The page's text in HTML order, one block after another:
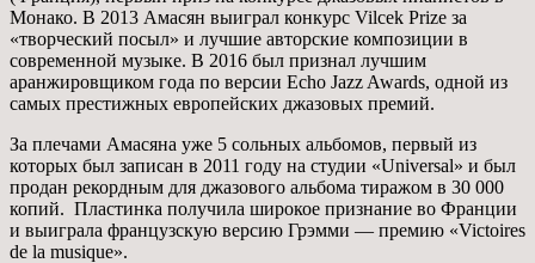
Монако. В 2013 Амасян выиграл конкурс Vilcek Prize за
«творческий посыл» и лучшие авторские композиции в
современной музыке. В 2016 был признал лучшим
аранжировщиком года по версии Echo Jazz Awards, одной из
самых престижных европейских джазовых премий.
За плечами Амасяна уже 5 сольных альбомов, первый из
которых был записан в 2011 году на студии «Universal» и был
продан рекордным для джазового альбома тиражом в 30 000
копий. Пластинка получила широкое признание во Франции
и выиграла французскую версию Грэмми — премию «Victoires
de la musique».